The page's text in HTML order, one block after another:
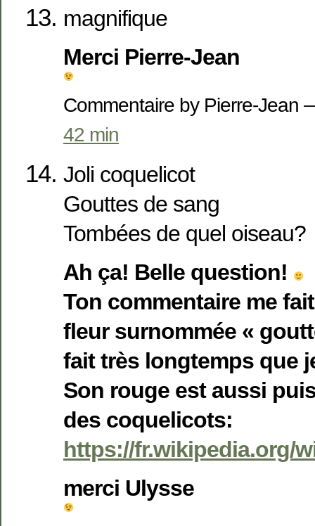
magnifique
Merci Pierre-Jean
Commentaire by Pierre-
42 min
Joli coquelicot
Gouttes de sang
Tombées de quel oiseau?
Ah ça! Belle question!
Ton commentaire me
fleur surnommée «
fait très longtemps que
Son rouge est aussi
des coquelicots:
https://fr.wikipedia.org/
merci Ulysse